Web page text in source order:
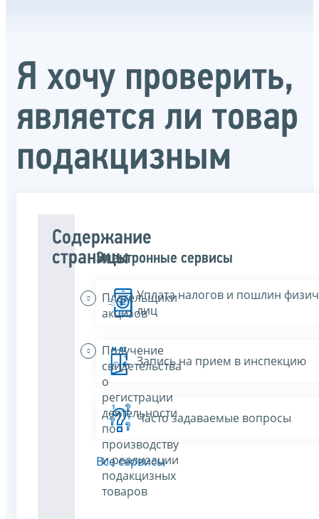
Я хочу проверить,
является ли товар
подакцизным
Содержание
страницы
Плательщики
акцизов
Получение
свидетельства
о
регистрации
деятельности
по
производству
и реализации
подакцизных
товаров
Электронные сервисы
Уплата налогов и пошлин
лиц
Запись на прием в инспекцию
Часто задаваемые вопросы
Все сервисы